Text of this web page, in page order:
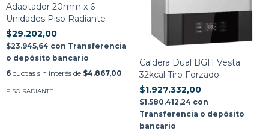
Adaptador 20mm x 6
Unidades Piso Radiante
$29.202,00
$23.945,64 con Transferencia
o depósito bancario
6 cuotas sin interés de $4.867,00
PISO RADIANTE
Caldera Dual BGH Vesta
32kcal Tiro Forzado
$1.927.332,00
$1.580.412,24 con
Transferencia o depósito
bancario